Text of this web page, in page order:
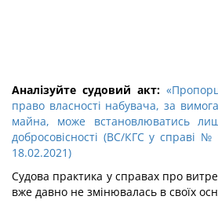
Аналізуйте судовий акт:
право власності набувача, за
майна, може встановлюватись
добросовісності (ВС/КГС у справі
18.02.2021)
Судова практика у справах про
вже давно не змінювалась в своїх